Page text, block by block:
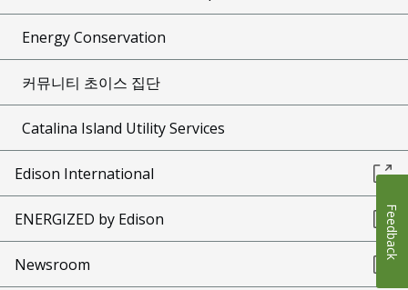
Energy Conservation
커뮤니티 초이스 집단
Catalina Island Utility Services
Edison International
ENERGIZED by Edison
Newsroom
Feedback